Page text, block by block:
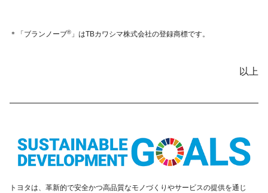
「ブランノーブ® 」はTBカワシマ株式会社の登録商標です。
以上
トヨタは、革新的で安全かつ高品質なモノづくりやサービスの提供を通じ